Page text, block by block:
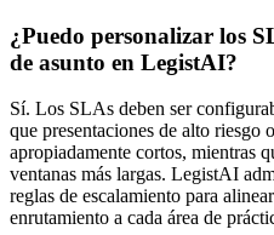
¿Puedo personalizar los
de asunto en LegistAI?
Sí. Los SLAs deben ser
que presentaciones de alto riesgo
apropiadamente cortos, mientras
ventanas más largas. LegistAI
reglas de escalamiento para
enrutamiento a cada área de